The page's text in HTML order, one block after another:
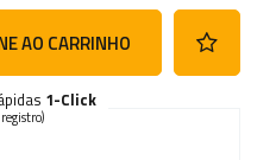
AO CARRINHO
1-Click